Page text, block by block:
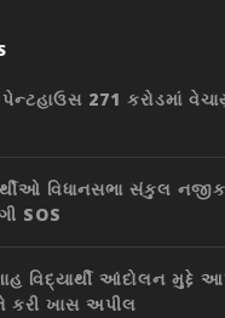
271 કરોડમાં
વિધાનસભા સંકુલ
SOS
વિદ્યાર્થી આંદોલન મુદ્દે
કરી ખાસ અપીલ